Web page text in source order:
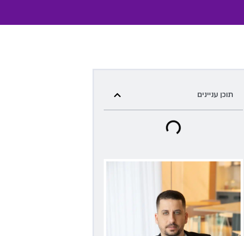
תוכן עניינים